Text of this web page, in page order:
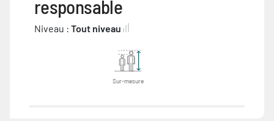
responsable
Niveau : Tout niveau
Sur-mesure